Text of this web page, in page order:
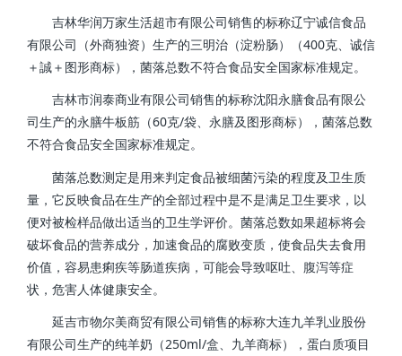
吉林华润万家生活超市有限公司销售的标称辽宁诚信食品
有限公司（外商独资）生产的三明治（淀粉肠）（400克、诚信
＋誠＋图形商标），菌落总数不符合食品安全国家标准规定。
吉林市润泰商业有限公司销售的标称沈阳永膳食品有限公
司生产的永膳牛板筋（60克/袋、永膳及图形商标），菌落总数
不符合食品安全国家标准规定。
菌落总数测定是用来判定食品被细菌污染的程度及卫生质
量，它反映食品在生产的全部过程中是不是满足卫生要求，以
便对被检样品做出适当的卫生学评价。菌落总数如果超标将会
破坏食品的营养成分，加速食品的腐败变质，使食品失去食用
价值，容易患痢疾等肠道疾病，可能会导致呕吐、腹泻等症
状，危害人体健康安全。
延吉市物尔美商贸有限公司销售的标称大连九羊乳业股份
有限公司生产的纯羊奶（250ml/盒、九羊商标），蛋白质项目